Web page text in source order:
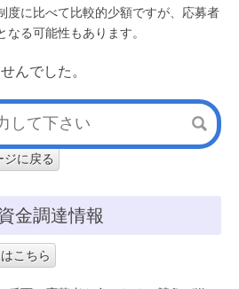
度に比べて比較的少額ですが、応募者
る可能性もあります。
んでした。
ジに戻る
金調達情報
こちら